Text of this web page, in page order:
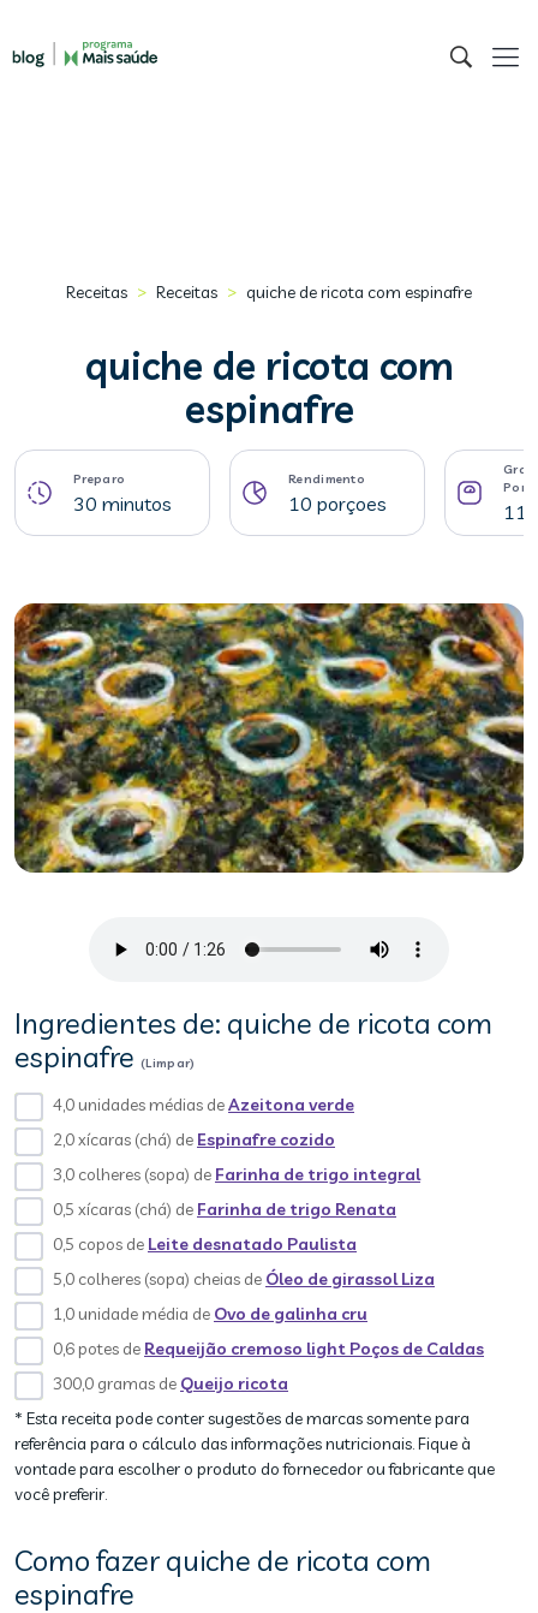
Receitas > Receitas > quiche de ricota com espinafre
quiche de ricota com
espinafre
Preparo
30 minutos
Rendimento
10 porçoes
Ingredientes de: quiche de ricota com
espinafre (Limpar)
4,0 unidades médias deAzeitona verde
2,0 xícaras (chá) de Espinafre cozido
3,0 colheres (sopa) de Farinha de trigo integral
0,5 xícaras (chá) de Farinha de trigo Renata
0,5 copos de Leite desnatado Paulista
5,0 colheres (sopa) cheias de Óleo de girassol Liza
1,0 unidade média de Ovo de galinha cru
0,6 potes de Requeijão cremoso light Poços de Caldas
300,0 gramas de Queijo ricota
* Esta receita pode conter sugestões de marcas somente para
referência para o cálculo das informações nutricionais. Fique à
vontade para escolher o produto do fornecedor ou fabricante que
você preferir.
Como fazer quiche de ricota com
espinafre